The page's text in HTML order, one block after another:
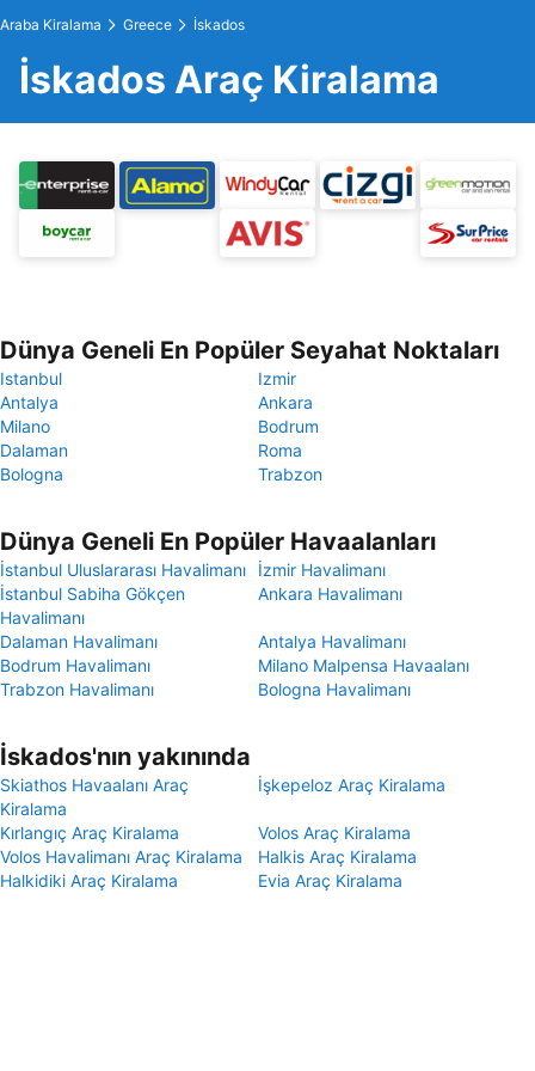
Araba Kiralama Greece İskados
İskados Araç Kiralama
Dünya Geneli En Popüler Seyahat Noktaları
Istanbul
Izmir
Antalya
Ankara
Milano
Bodrum
Dalaman
Roma
Bologna
Trabzon
Dünya Geneli En Popüler Havaalanları
İstanbul Uluslararası Havalimanı
İzmir Havalimanı
İstanbul Sabiha Gökçen
Havalimanı
Ankara Havalimanı
Dalaman Havalimanı
Antalya Havalimanı
Bodrum Havalimanı
Milano Malpensa Havaalanı
Trabzon Havalimanı
Bologna Havalimanı
İskados'nın yakınında
Skiathos Havaalanı Araç
Kiralama
İşkepeloz Araç Kiralama
Kırlangıç Araç Kiralama
Volos Araç Kiralama
Volos Havalimanı Araç Kiralama
Halkis Araç Kiralama
Halkidiki Araç Kiralama
Evia Araç Kiralama